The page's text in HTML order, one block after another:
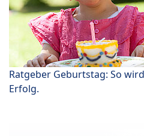
Ratgeber Geburtstag: So
Erfolg.